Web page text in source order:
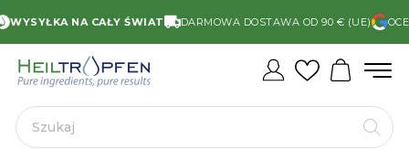
NA CAŁY ŚWIAT DARMOWA DOSTAWA OD 90 € (UE)